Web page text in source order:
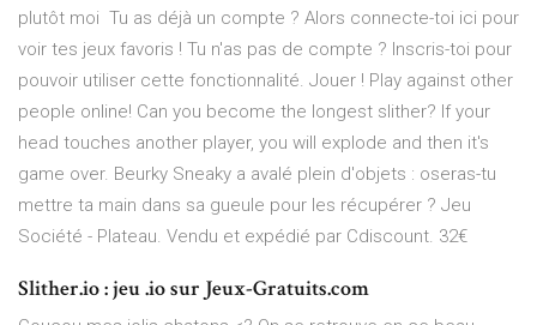
plutôt moi Tu as déjà un compte ? Alors connecte-toi ici pour
voir tes jeux favoris ! Tu n'as pas de compte ? Inscris-toi pour
pouvoir utiliser cette fonctionnalité. Jouer ! Play against other
people online! Can you become the longest slither? If your
head touches another player, you will explode and then it's
game over. Beurky Sneaky a avalé plein d'objets : oseras-tu
mettre ta main dans sa gueule pour les récupérer ? Jeu
Société - Plateau. Vendu et expédié par Cdiscount. 32€
Slither.io : jeu .io sur Jeux-Gratuits.com